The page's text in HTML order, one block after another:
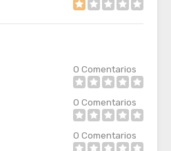
0 Comentarios
0 Comentarios
0 Comentarios